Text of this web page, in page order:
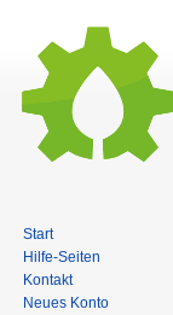
Start
Hilfe-Seiten
Kontakt
Neues Konto